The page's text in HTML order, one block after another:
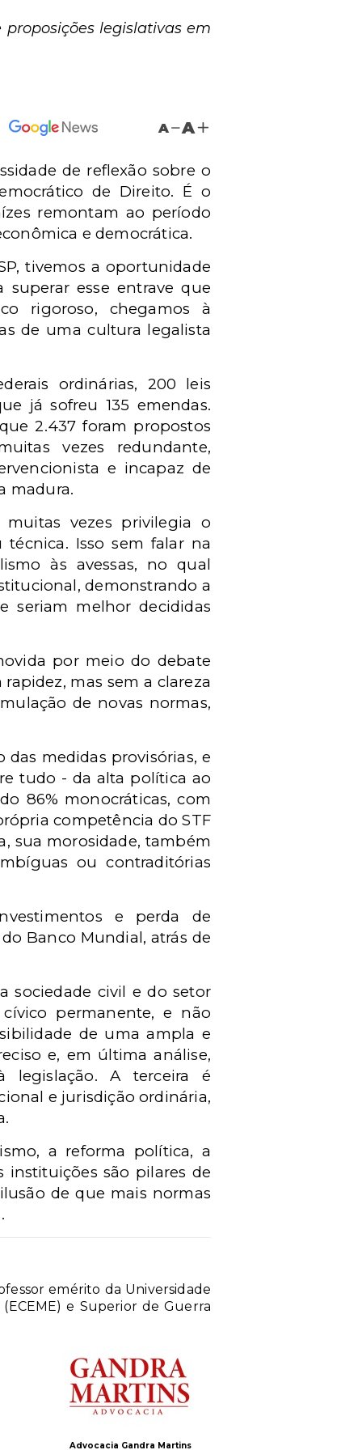
legislativas em
A A
de reflexão sobre o
de Direito. É o
remontam ao período
e democrática.
tivemos a oportunidade
superar esse entrave que
rigoroso, chegamos à
de uma cultura legalista
ordinárias, 200 leis
já sofreu 135 emendas.
2.437 foram propostos
vezes redundante,
e incapaz de
madura.
vezes privilegia o
Isso sem falar na
às avessas, no qual
demonstrando a
seriam melhor decididas
por meio do debate
mas sem a clareza
de novas normas,
medidas provisórias, e
tudo - da alta política ao
86% monocráticas, com
competência do STF
sua morosidade, também
ou contraditórias
e perda de
Banco Mundial, atrás de
sociedade civil e do setor
permanente, e não
de uma ampla e
e, em última análise,
legislação. A terceira é
e jurisdição ordinária,
a reforma política, a
instituições são pilares de
de que mais normas
emérito da Universidade
e Superior de Guerra
Advocacia Gandra Martins